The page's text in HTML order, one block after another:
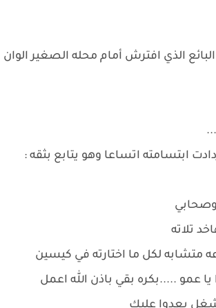
الذي افترش أمام محله الصغير الوان
ابتسامته اتساعا وهو يتابع بثقه :
وصحابي
تلاته
متشابه لكل ما اختارته في كيسين
عمو .....بكره بقي باذن الله اعمل
يعدوا عليك